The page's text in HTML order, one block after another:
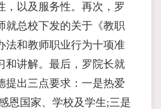
，以及服务性。再次，罗
就总校下发的关于《教职
法和教师职业行为十项准
和讲解。最后，罗院长就
提出三点要求：一是热爱
恩国家、学校及学生;三是